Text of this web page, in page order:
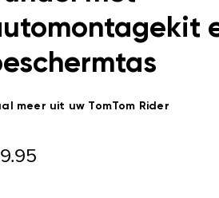
meer uit uw TomTom Rider